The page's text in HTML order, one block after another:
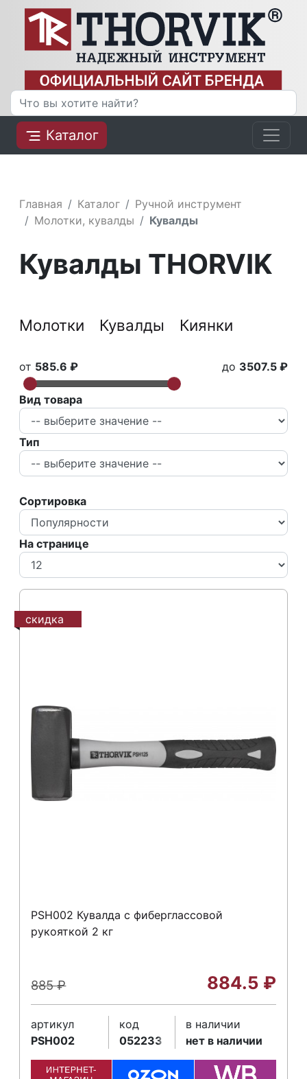
Каталог
Главная Каталог
Ручной инструмент
Молотки, кувалды
Кувалды
Кувалды THORVIK
Молотки Кувалды Киянки
от 585.6 ₽ до 3507.5 ₽
Вид товара
Тип
Сортировка
На странице
скидка
PSH002 Кувалда с фиберглассовой
рукояткой 2 кг
885₽ 884.5 ₽
артикул
PSH002
код
052233
в наличии
нет в наличии